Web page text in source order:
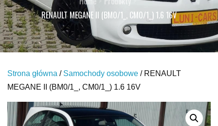
RENAULT MEGANE II (BM0/1_, CM0/1_) 1.6 16V
Strona główna / Samochody osobowe / RENAULT
MEGANE II (BM0/1_, CM0/1_) 1.6 16V